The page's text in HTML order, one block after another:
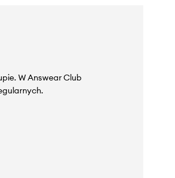
W Answear Club